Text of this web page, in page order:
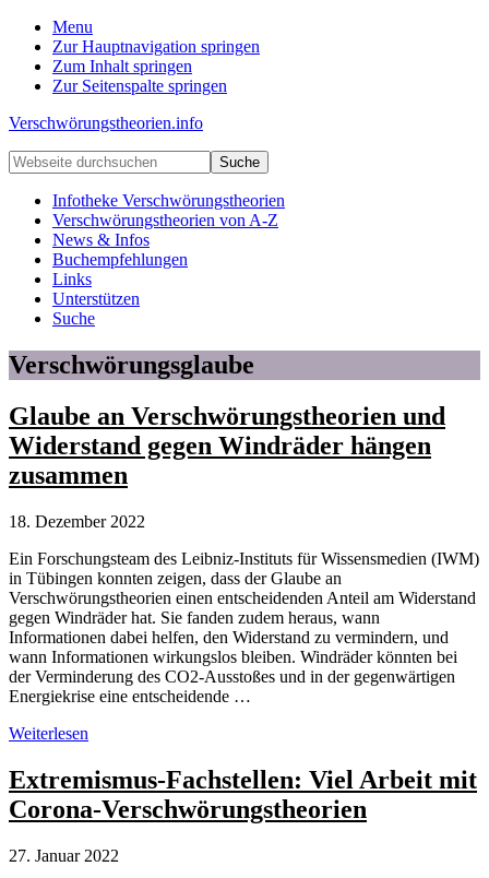
Menu
Zur Hauptnavigation springen
Zum Inhalt springen
Zur Seitenspalte springen
Verschwörungstheorien.info
Beiträge
zu
Merkmalen,
Funktionen
Risiken
konspirationistischen
Denkens
Webseite
durchsuchen
Infotheke Verschwörungstheorien
Verschwörungstheorien von A-Z
News & Infos
Buchempfehlungen
Links
Unterstützen
Suche
Verschwörungsglaube
Glaube an Verschwörungstheorien und
Widerstand gegen Windräder hängen
zusammen
18. Dezember 2022
Ein Forschungsteam des Leibniz-Instituts für Wissensmedien (IWM)
in Tübingen konnten zeigen, dass der Glaube an
Verschwörungstheorien einen entscheidenden Anteil am Widerstand
gegen Windräder hat. Sie fanden zudem heraus, wann
Informationen dabei helfen, den Widerstand zu vermindern, und
wann Informationen wirkungslos bleiben. Windräder könnten bei
der Verminderung des CO2-Ausstoßes und in der gegenwärtigen
Energiekrise eine entscheidende …
Glaube
Verschwörungstheorien
und
Widerstand
Windräder
Weiterlesen
Extremismus-Fachstellen: Viel Arbeit mit
Corona-Verschwörungstheorien
27. Januar 2022